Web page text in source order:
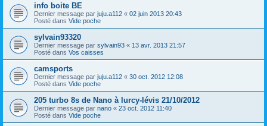
info boite BE
Dernier message par juju.a112 « 02 juin 2013 20:43
Posté dans Vide poche
sylvain93320
Dernier message par sylvain93 « 13 avr. 2013 21:57
Posté dans Vos caisses
camsports
Dernier message par juju.a112 « 30 oct. 2012 12:08
Posté dans Vide poche
205 turbo 8s de Nano à lurcy-lévis 21/10/2012
Dernier message par nano « 23 oct. 2012 11:40
Posté dans Vide poche